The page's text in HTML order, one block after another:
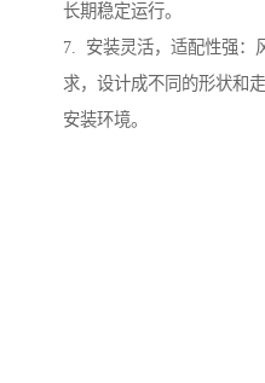
长期稳定运行。
7. 安装灵活，适配性强：
求，设计成不同的形状和
安装环境。